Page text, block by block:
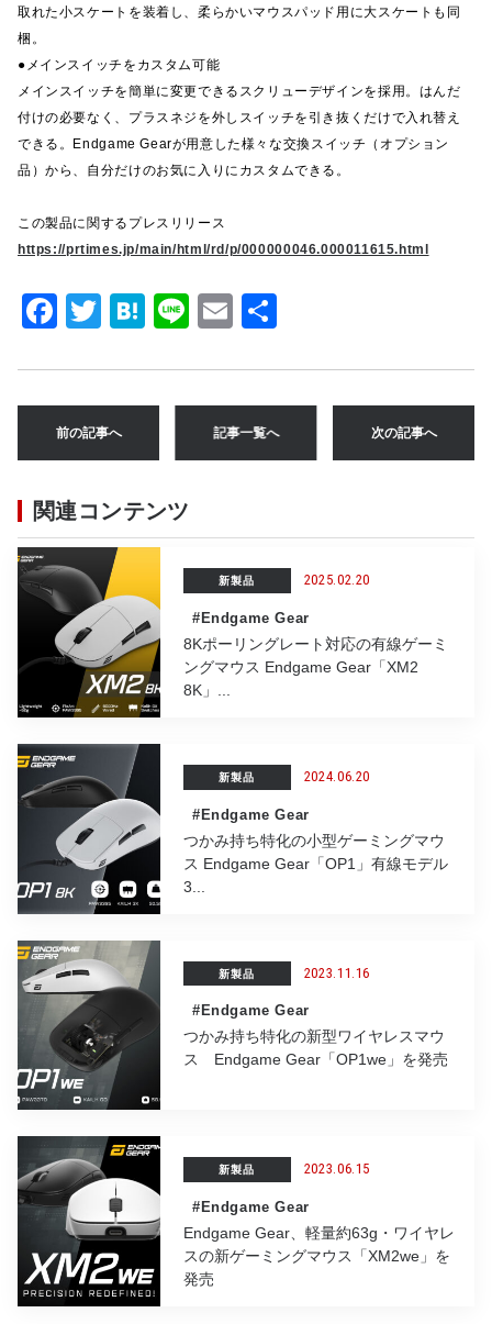
取れた小スケートを装着し、柔らかいマウスパッド用に大スケートも同
梱。
●メインスイッチをカスタム可能
メインスイッチを簡単に変更できるスクリューデザインを採用。はんだ
付けの必要なく、プラスネジを外しスイッチを引き抜くだけで入れ替え
できる。Endgame Gearが用意した様々な交換スイッチ（オプション
品）から、自分だけのお気に入りにカスタムできる。
この製品に関するプレスリリース
https://prtimes.jp/main/html/rd/p/000000046.000011615.html
F
c
e
b
o
k
T
it
te
r
H
e
n
a
Li
e
E
ai
l
前の記事へ 記事一覧へ 次の記事へ
関連コンテンツ
新製品 2025.02.20
#Endgame Gear
8Kポーリングレート対応の有線ゲーミ
ングマウス Endgame Gear「XM2
8K」...
新製品 2024.06.20
#Endgame Gear
つかみ持ち特化の小型ゲーミングマウ
ス Endgame Gear「OP1」有線モデル
3...
新製品 2023.11.16
#Endgame Gear
つかみ持ち特化の新型ワイヤレスマウ
ス Endgame Gear「OP1we」を発売
新製品 2023.06.15
#Endgame Gear
Endgame Gear、軽量約63g・ワイヤレ
スの新ゲーミングマウス「XM2we」を
発売